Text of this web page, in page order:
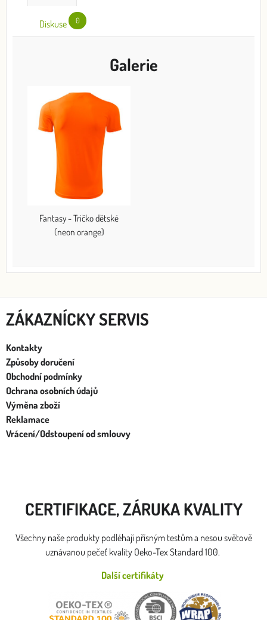
Diskuse 0
Galerie
Fantasy - Tričko dětské
(neon orange)
ZÁKAZNÍCKY SERVIS
Kontakty
Způsoby doručení
Obchodní podmínky
Ochrana osobních údajů
Výměna zboží
Reklamace
Vrácení/Odstoupení od smlouvy
CERTIFIKACE, ZÁRUKA KVALITY
Všechny naše produkty podléhají přísným testům a nesou světově
uznávanou pečeť kvality Oeko-Tex Standard 100.
Další certifikáty